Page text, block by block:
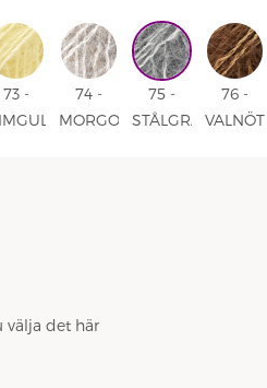
UNI
UNI
UNI
73 -
74 -
MORGONDIMMA
75 -
STÅLGRÅ
76 -
VALNÖT
välja det här